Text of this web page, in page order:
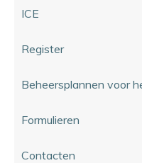
ICE
Register
Beheersplannen voor
Formulieren
Contacten